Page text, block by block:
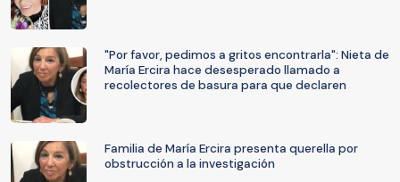
"Por favor, pedimos a gritos encontrarla": Nieta de
María Ercira hace desesperado llamado a
recolectores de basura para que declaren
Familia de María Ercira presenta querella por
obstrucción a la investigación